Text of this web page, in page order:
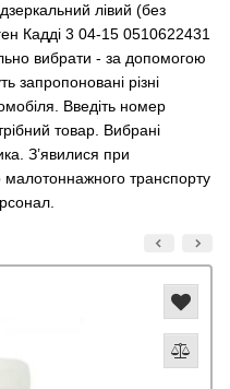
лівий (без
Кадді 3 04-15 0510622431
вибрати - за допомогою
запропоновані різні
Введіть номер
товар. Вибрані
З’явилися при
транспорту